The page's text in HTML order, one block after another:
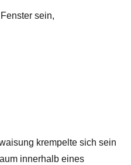
sein,
krempelte sich sein
innerhalb eines